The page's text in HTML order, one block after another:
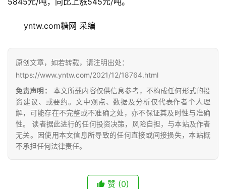
众
号
现
货
报
价
yntw.com糖网 采编
原创文章，如若转载，请注明出处：
https://www.yntw.com/2021/12/18764.html
免责声明：
本文所载内容仅供信息参考，不构成任何形式的投
资建议、或要约。文中观点、数据及分析仅代表作者个人理
解，可能存在不完整或不准确之处，亦不保证其及时性与准确
性。 读者据此进行的任何投资决策，风险自担，与本站及作者
无关。因使用本文信息所导致的任何直接或间接损失，本站概
不承担任何法律责任。
赞 (0)